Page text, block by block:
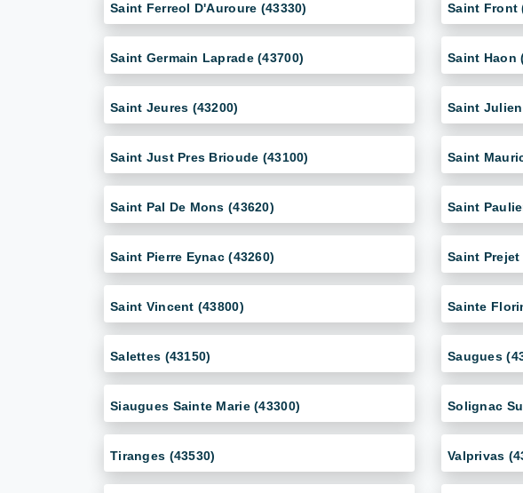
Saint Ferreol D'Auroure (43330) Saint Front
Saint Germain Laprade (43700) Saint Haon
Saint Jeures (43200) Saint
Saint Just Pres Brioude (43100) Saint
Saint Pal De Mons (43620) Saint
Saint Pierre Eynac (43260) Saint Prejet
Saint Vincent (43800) Sainte
Salettes (43150) Saugues
Siaugues Sainte Marie (43300) Solignac
Tiranges (43530) Valprivas